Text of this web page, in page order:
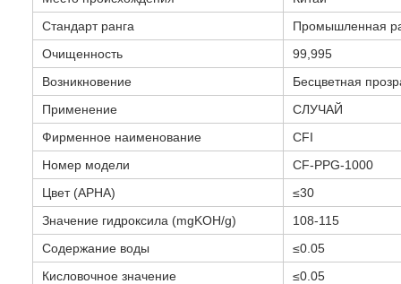
Стандарт ранга
Промышленная
Очищенность
99,995
Возникновение
Бесцветная
Применение
СЛУЧАЙ
Фирменное наименование
CFI
Номер модели
CF-PPG-1000
Цвет (APHA)
≤30
Значение гидроксила (mgKOH/g)
108-115
Содержание воды
≤0.05
Кисловочное значение
≤0.05